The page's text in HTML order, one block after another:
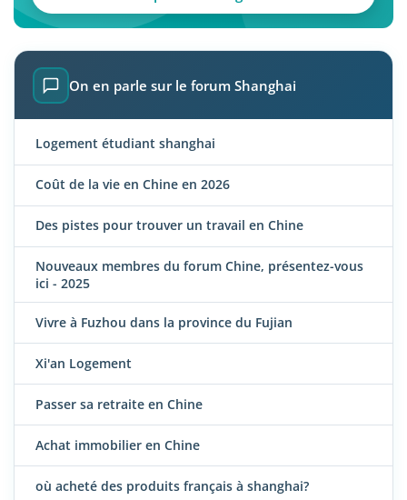
On en parle sur le forum Shanghai
Logement étudiant shanghai
Coût de la vie en Chine en 2026
Des pistes pour trouver un travail en Chine
Nouveaux membres du forum Chine, présentez-vous
ici - 2025
Vivre à Fuzhou dans la province du Fujian
Xi'an Logement
Passer sa retraite en Chine
Achat immobilier en Chine
où acheté des produits français à shanghai?